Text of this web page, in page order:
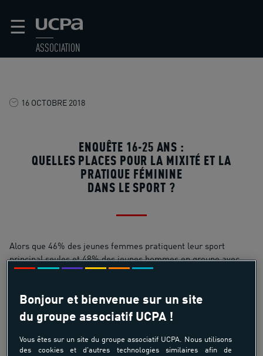
☰
ASSOCIATION
16 OCTOBRE 2018
ENQUÊTE 16-25 ANS :
QUELLES PLACES POUR LA MIXITÉ ET LA
PRATIQUE FÉMININE
DANS LE SPORT ?
Alors que 46% des jeunes femmes pratiquent leur sport
principal seules et 48% des jeunes hommes en groupe avec
Contacts presse
Bonjour et bienvenue sur un site
du groupe associatif UCPA !
Vous êtes sur un site du groupe associatif UCPA. Nous utilisons
des cookies et d'autres technologies similaires afin de